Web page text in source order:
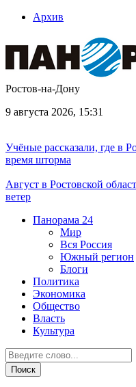
Архив
Ростов-на-Дону
9 августа 2026, 15:31
Учёные рассказали, где в
время шторма
Август в Ростовской
ветер
Панорама 24
Мир
Вся Россия
Южный регион
Блоги
Политика
Экономика
Общество
Власть
Культура